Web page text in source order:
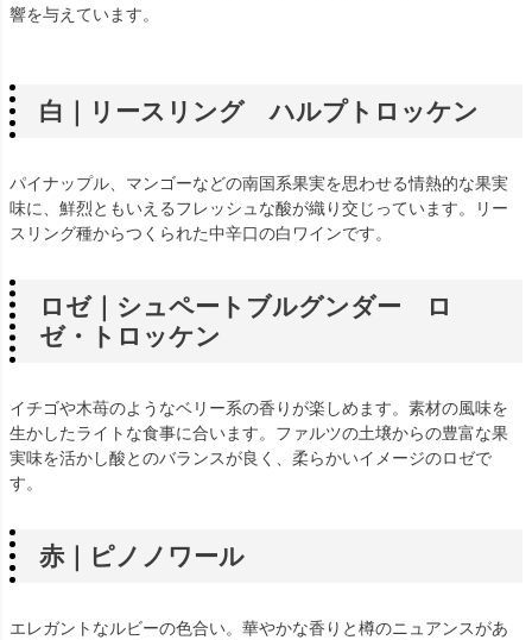
響を与えています。
白｜リースリング ハルプトロッケン
パイナップル、マンゴーなどの南国系果実を思わせる情熱的な果実
味に、鮮烈ともいえるフレッシュな酸が織り交じっています。リー
スリング種からつくられた中辛口の白ワインです。
ロゼ｜シュペートブルグンダー ロ
ゼ・トロッケン
イチゴや木苺のようなベリー系の香りが楽しめます。素材の風味を
生かしたライトな食事に合います。ファルツの土壌からの豊富な果
実味を活かし酸とのバランスが良く、柔らかいイメージのロゼで
す。
赤｜ピノノワール
エレガントなルビーの色合い。華やかな香りと樽のニュアンスがあ